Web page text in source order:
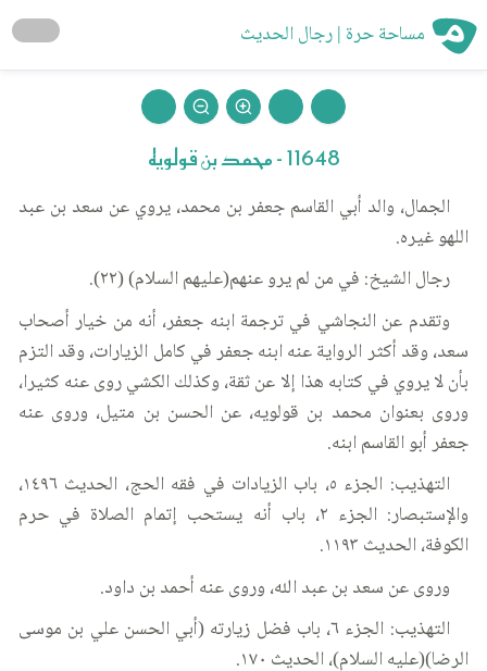
مساحة حرة | رجال الحديث
11648 - محمد بن قولويه
الجمال، والد أبي القاسم جعفر بن محمد، يروي عن سعد بن عبد
اللهو غيره.
رجال الشيخ: في من لم يرو عنهم(عليهم السلام) (٢٢).
وتقدم عن النجاشي في ترجمة ابنه جعفر، أنه من خيار أصحاب
سعد، وقد أكثر الرواية عنه ابنه جعفر في كامل الزيارات، وقد التزم
بأن لا يروي في كتابه هذا إلا عن ثقة، وكذلك الكشي روى عنه كثيرا،
وروى بعنوان محمد بن قولويه، عن الحسن بن متيل، وروى عنه
جعفر أبو القاسم ابنه.
التهذيب: الجزء ٥، باب الزيادات في فقه الحج، الحديث ١٤٩٦،
والإستبصار: الجزء ٢، باب أنه يستحب إتمام الصلاة في حرم
الكوفة، الحديث ١١٩٣.
وروى عن سعد بن عبد الله، وروى عنه أحمد بن داود.
التهذيب: الجزء ٦، باب فضل زيارته (أبي الحسن علي بن موسى
الرضا)(عليه السلام)، الحديث ١٧٠.